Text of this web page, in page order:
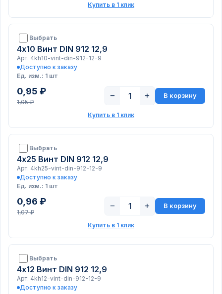
Купить в 1 клик
Выбрать
4х10 Винт DIN 912 12,9
Арт. 4kh10-vint-din-912-12-9
Доступно к заказу
Ед. изм.: 1 шт
0,95 ₽
1,05 ₽
− + В корзину
Купить в 1 клик
Выбрать
4х25 Винт DIN 912 12,9
Арт. 4kh25-vint-din-912-12-9
Доступно к заказу
Ед. изм.: 1 шт
0,96 ₽
1,07 ₽
− + В корзину
Купить в 1 клик
Выбрать
4х12 Винт DIN 912 12,9
Арт. 4kh12-vint-din-912-12-9
Доступно к заказу